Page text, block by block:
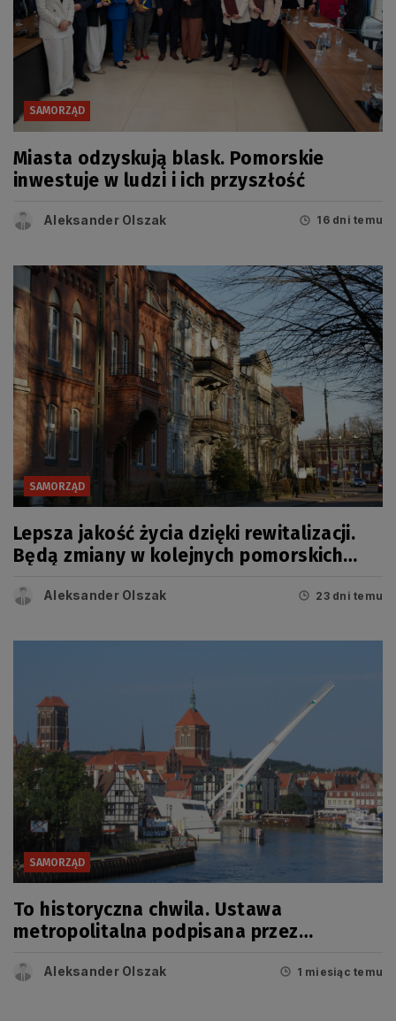
SAMORZĄD
Miasta odzyskują blask. Pomorskie
inwestuje w ludzi i ich przyszłość
Aleksander Olszak 16 dni temu
SAMORZĄD
Lepsza jakość życia dzięki rewitalizacji.
Będą zmiany w kolejnych pomorskich
Aleksander Olszak 23 dni temu
SAMORZĄD
To historyczna chwila. Ustawa
metropolitalna podpisana przez
Aleksander Olszak 1 miesiąc temu